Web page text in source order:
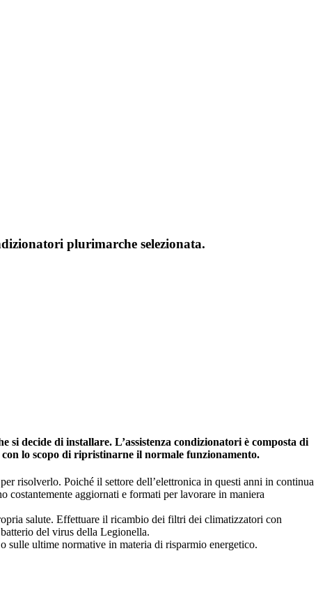
plurimarche selezionata.
decide di installare. L’assistenza condizionatori è composta di
lo scopo di ripristinarne il normale funzionamento.
risolverlo. Poiché il settore dell’elettronica in questi anni in continua
costantemente aggiornati e formati per lavorare in maniera
salute. Effettuare il ricambio dei filtri dei climatizzatori con
del virus della Legionella.
sulle ultime normative in materia di risparmio energetico.